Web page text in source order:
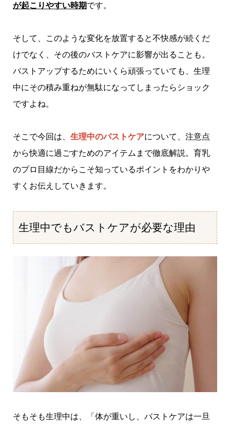
が起こりやすい時期です。
そして、このような変化を放置すると不快感が続くだ
けでなく、その後のバストケアに影響が出ることも。
バストアップするためにいくら頑張っていても、生理
中にその積み重ねが無駄になってしまったらショック
ですよね。
そこで今回は、 生理中のバストケアについて、注意点
から快適に過ごすためのアイテムまで徹底解説。育乳
のプロ目線だからこそ知っているポイントをわかりや
すくお伝えしていきます。
生理中でもバストケアが必要な理由
そもそも生理中は、「体が重いし、バストケアは一旦